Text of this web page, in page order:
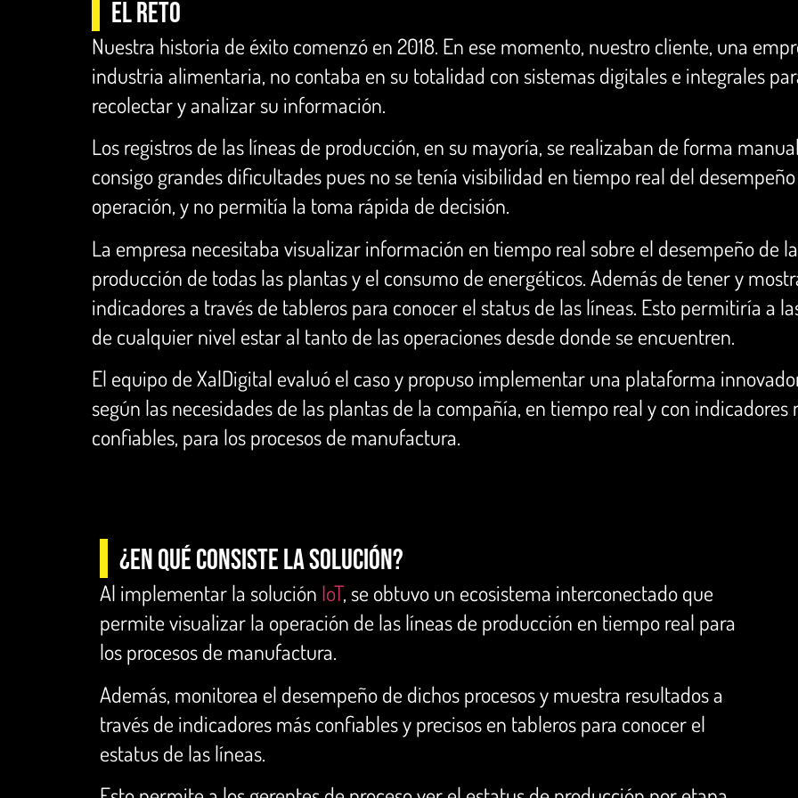
El Reto
Nuestra historia de éxito comenzó en 2018. En ese momento, nuestro cliente, una
industria alimentaria, no contaba en su totalidad con sistemas digitales e integrales
recolectar y analizar su información.
Los registros de las líneas de producción, en su mayoría, se realizaban de forma
consigo grandes dificultades pues no se tenía visibilidad en tiempo real del
operación, y no permitía la toma rápida de decisión.
La empresa necesitaba visualizar información en tiempo real sobre el desempeño de
producción de todas las plantas y el consumo de energéticos. Además de tener y
indicadores a través de tableros para conocer el status de las líneas. Esto permitiría a
de cualquier nivel estar al tanto de las operaciones desde donde se encuentren.
El equipo de XalDigital evaluó el caso y propuso implementar una plataforma
según las necesidades de las plantas de la compañía, en tiempo real y con indicadores
confiables, para los procesos de manufactura.
¿En qué consiste la solución?
Al implementar la solución IoT, se obtuvo un ecosistema interconectado que
permite visualizar la operación de las líneas de producción en tiempo real para
los procesos de manufactura.
Además, monitorea el desempeño de dichos procesos y muestra resultados a
través de indicadores más confiables y precisos en tableros para conocer el
estatus de las líneas.